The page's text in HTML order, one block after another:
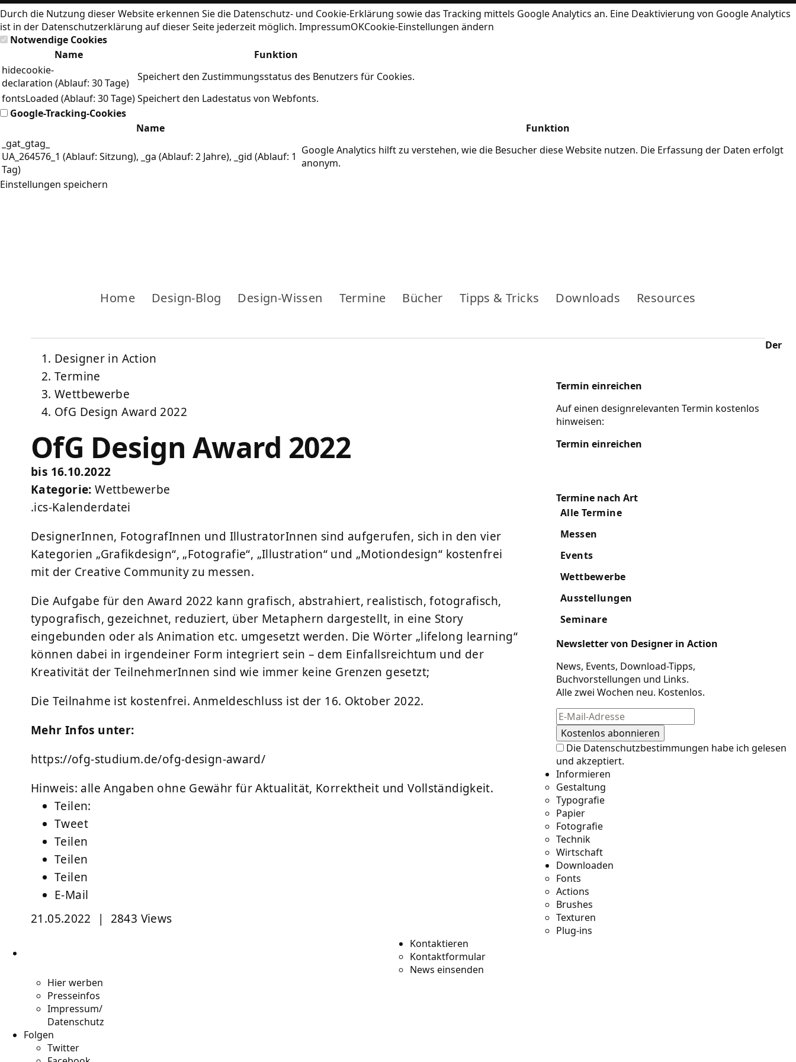
Durch die Nutzung dieser Website erkennen Sie die Datenschutz- und Cookie-Erklärung sowie das Tracking mittels Google Analytics an. Eine Deaktivierung von Google Analytics
ist in der Datenschutzerklärung auf dieser Seite jederzeit möglich. ImpressumOKCookie-Einstellungen ändern
Notwendige Cookies
Name
Funktion
hidecookie-
declaration (Ablauf: 30 Tage)
Speichert den Zustimmungsstatus des Benutzers für Cookies.
fontsLoaded (Ablauf: 30 Tage)Speichert den Ladestatus von Webfonts.
Google-Tracking-Cookies
Name
Funktion
_gat_gtag_
UA_264576_1 (Ablauf: Sitzung), _ga (Ablauf: 2 Jahre), _gid (Ablauf: 1
Tag)
Google Analytics hilft zu verstehen, wie die Besucher diese Website nutzen. Die Erfassung der Daten erfolgt
anonym.
Einstellungen speichern
Home Design-Blog Design-Wissen Termine Bücher Tipps & Tricks Downloads Resources
Designer in Action
Termine
Wettbewerbe
OfG Design Award 2022
OfG Design Award 2022
bis 16.10.2022
Kategorie:Wettbewerbe
.ics-Kalenderdatei
DesignerInnen, FotografInnen und IllustratorInnen sind aufgerufen, sich in den vier
Kategorien „Grafikdesign“, „Fotografie“, „Illustration“ und „Motiondesign“ kostenfrei
mit der Creative Community zu messen.
Die Aufgabe für den Award 2022 kann grafisch, abstrahiert, realistisch, fotografisch,
typografisch, gezeichnet, reduziert, über Metaphern dargestellt, in eine Story
eingebunden oder als Animation etc. umgesetzt werden. Die Wörter „lifelong learning“
können dabei in irgendeiner Form integriert sein – dem Einfallsreichtum und der
Kreativität der TeilnehmerInnen sind wie immer keine Grenzen gesetzt;
Die Teilnahme ist kostenfrei. Anmeldeschluss ist der 16. Oktober 2022.
Mehr Infos unter:
https://ofg-studium.de/ofg-design-award/
Hinweis: alle Angaben ohne Gewähr für Aktualität, Korrektheit und Vollständigkeit.
Teilen:
Tweet
Teilen
Teilen
Teilen
E-Mail
21.05.2022 | 2843 Views
Termin einreichen
Auf einen designrelevanten Termin kostenlos
hinweisen:
Termin einreichen
Termine nach Art
Alle Termine
Messen
Events
Wettbewerbe
Ausstellungen
Seminare
Der
Newsletter von Designer in Action
News, Events, Download-Tipps,
Buchvorstellungen und Links.
Alle zwei Wochen neu. Kostenlos.
Die Datenschutzbestimmungen habe ich gelesen
und akzeptiert.
Informieren
Gestaltung
Typografie
Papier
Fotografie
Technik
Wirtschaft
Downloaden
Fonts
Actions
Brushes
Texturen
Plug-ins
Kontaktieren
Kontaktformular
News einsenden
Hier werben
Presseinfos
Impressum/
Datenschutz
Folgen
Twitter